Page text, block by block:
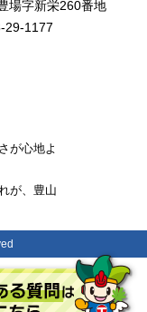
場字新栄260番地
29-1177
が心地よ
が、豊山